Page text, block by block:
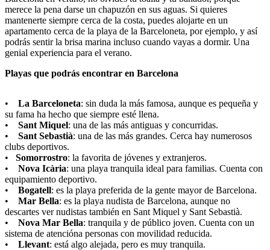
merece la pena darse un chapuzón en sus aguas. Si quieres
mantenerte siempre cerca de la costa, puedes alojarte en un
apartamento cerca de la playa de la Barceloneta, por ejemplo, y así
podrás sentir la brisa marina incluso cuando vayas a dormir. Una
genial experiencia para el verano.
Playas que podrás encontrar en Barcelona
• La Barceloneta: sin duda la más famosa, aunque es pequeña y
su fama ha hecho que siempre esté llena.
• Sant Miquel: una de las más antiguas y concurridas.
• Sant Sebastià: una de las más grandes. Cerca hay numerosos
clubs deportivos.
• Somorrostro: la favorita de jóvenes y extranjeros.
• Nova Icària: una playa tranquila ideal para familias. Cuenta con
equipamiento deportivo.
• Bogatell: es la playa preferida de la gente mayor de Barcelona.
• Mar Bella: es la playa nudista de Barcelona, aunque no
descartes ver nudistas también en Sant Miquel y Sant Sebastià.
• Nova Mar Bella: tranquila y de público joven. Cuenta con un
sistema de atencióna personas con movilidad reducida.
• Llevant: está algo alejada, pero es muy tranquila.